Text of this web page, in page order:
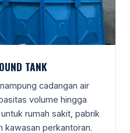
TANK
cadangan air
volume hingga
rumah sakit, pabrik
kawasan perkantoran.